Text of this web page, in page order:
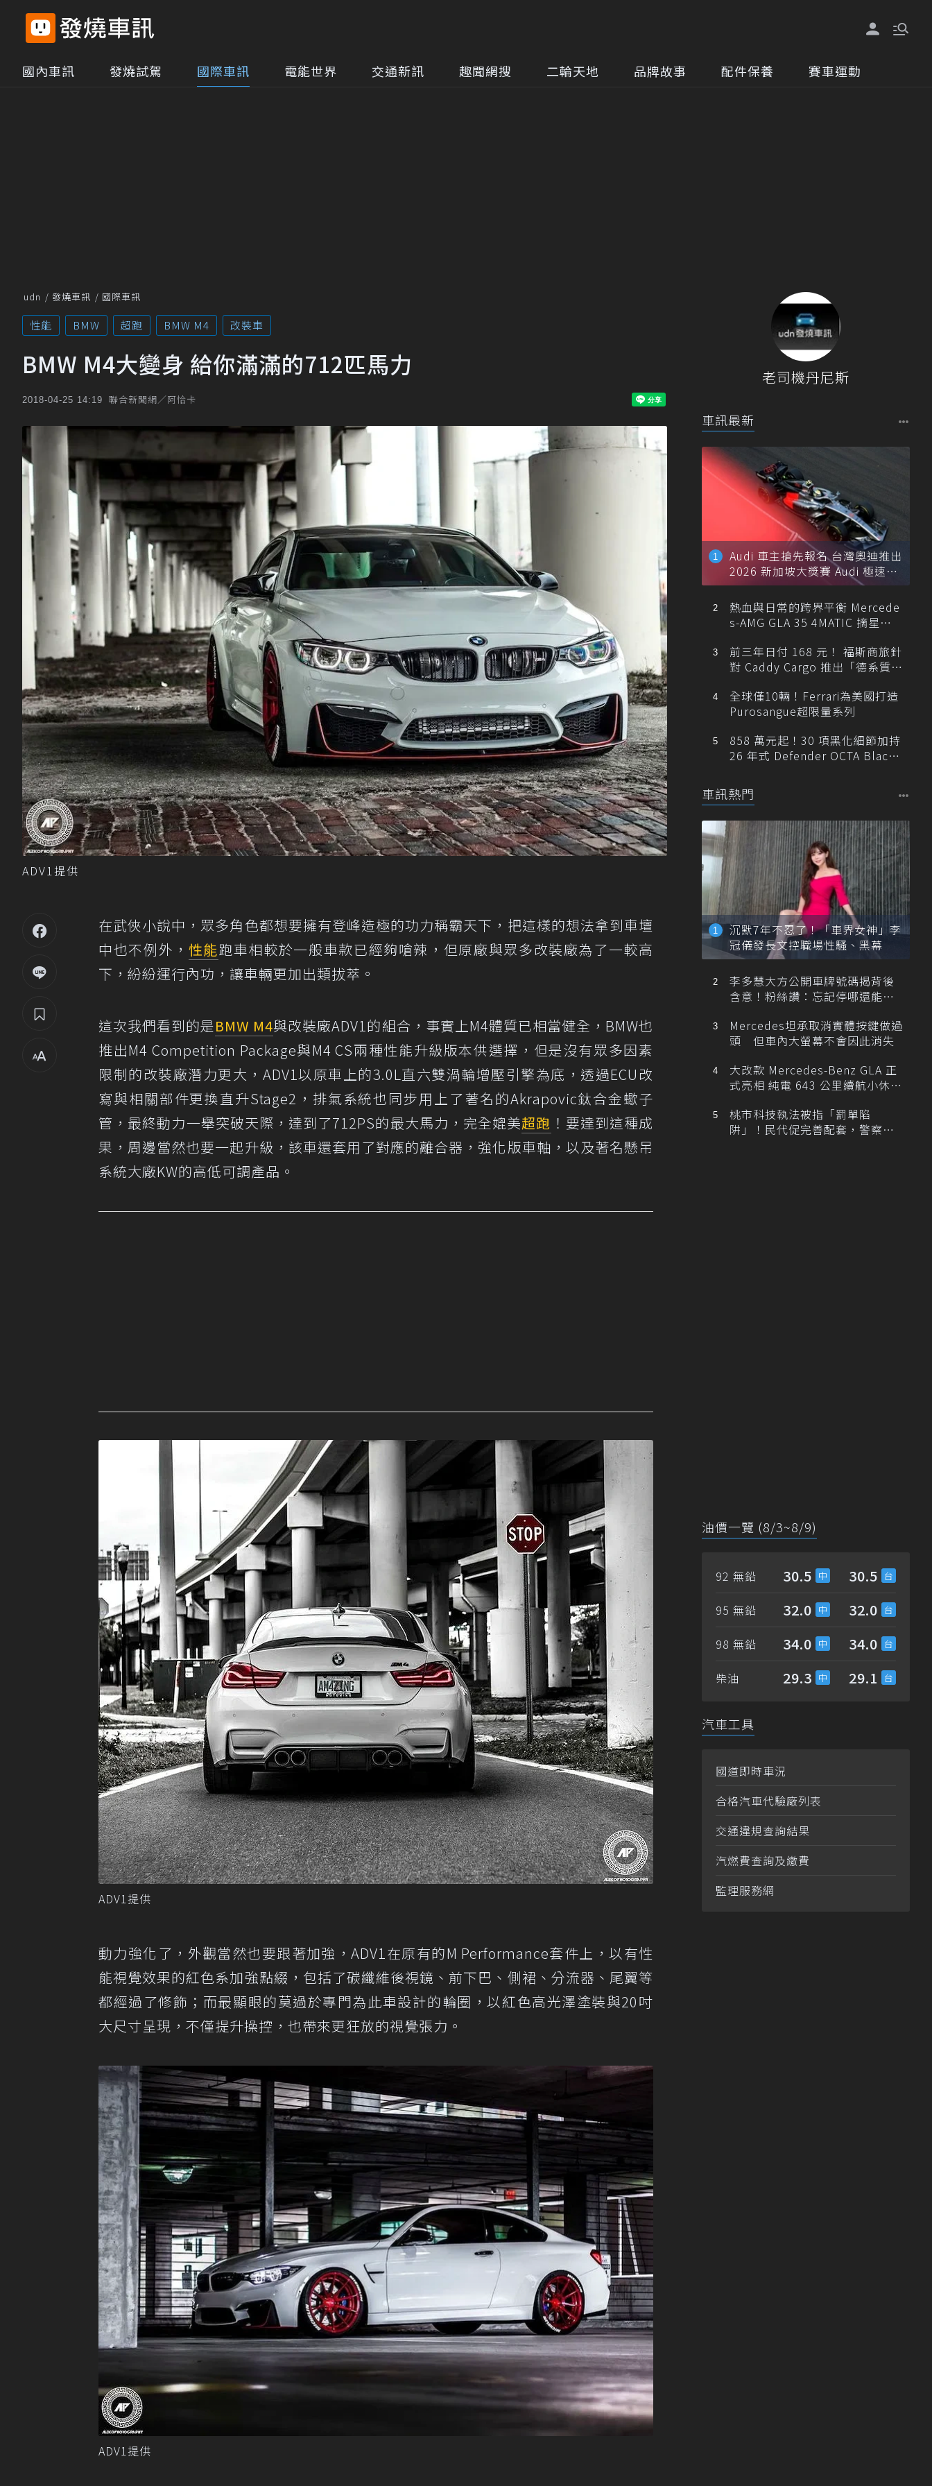
國內車訊 發燒試駕 國際車訊 電能世界 交通新訊 趣聞網搜 二輪天地 品牌故事 配件保養 賽車運動
udn 發燒車訊 國際車訊
性能 BMW 超跑 BMW M4 改裝車
BMW M4大變身 給你滿滿的712匹馬力
2018-04-25 14:19 聯合新聞網／阿恰卡
ADV1提供
在武俠小說中，眾多角色都想要擁有登峰造極的功力稱霸天下，把這樣的想法拿到車壇
中也不例外， 性能跑車相較於一般車款已經夠嗆辣，但原廠與眾多改裝廠為了一較高
下，紛紛運行內功，讓車輛更加出類拔萃。
這次我們看到的是BMW M4與改裝廠ADV1的組合，事實上M4體質已相當健全，BMW也
推出M4 Competition Package與M4 CS兩種性能升級版本供選擇，但是沒有眾多因素
限制的改裝廠潛力更大，ADV1以原車上的3.0L直六雙渦輪增壓引擎為底，透過ECU改
寫與相關部件更換直升Stage2，排氣系統也同步用上了著名的Akrapovic鈦合金蠍子
管，最終動力一舉突破天際，達到了712PS的最大馬力，完全媲美超跑 ！要達到這種成
果，周邊當然也要一起升級，該車還套用了對應的離合器，強化版車軸，以及著名懸吊
系統大廠KW的高低可調產品。
ADV1提供
動力強化了，外觀當然也要跟著加強，ADV1在原有的M Performance套件上，以有性
能視覺效果的紅色系加強點綴，包括了碳纖維後視鏡、前下巴、側裙、分流器、尾翼等
都經過了修飾；而最顯眼的莫過於專門為此車設計的輪圈，以紅色高光澤塗裝與20吋
大尺寸呈現，不僅提升操控，也帶來更狂放的視覺張力。
ADV1提供
老司機丹尼斯
車訊最新
Audi 車主搶先報名 台灣奧迪推出
2026 新加坡大獎賽 Audi 極速之
旅
熱血與日常的跨界平衡 Mercede
s-AMG GLA 35 4MATIC 摘星版
前三年日付 168 元！ 福斯商旅針
對 Caddy Cargo 推出「德系質感
全球僅10輛！Ferrari為美國打造
Purosangue超限量系列
858 萬元起！30 項黑化細節加持
26 年式 Defender OCTA Black
車訊熱門
沉默7年不忍了！「車界女神」李
冠儀發長文控職場性騷、黑幕
李多慧大方公開車牌號碼揭背後
含意！粉絲讚：忘記停哪還能幫
Mercedes坦承取消實體按鍵做過
頭 但車內大螢幕不會因此消失
大改款 Mercedes-Benz GLA 正
式亮相 純電 643 公里續航小休
桃市科技執法被指「罰單陷
阱」！民代促完善配套，警察局
油價一覽 (8/3~8/9)
92 無鉛 30.5 30.5
95 無鉛 32.0 32.0
98 無鉛 34.0 34.0
柴油 29.3 29.1
汽車工具
國道即時車況
合格汽車代驗廠列表
交通違規查詢結果
汽燃費查詢及繳費
監理服務網